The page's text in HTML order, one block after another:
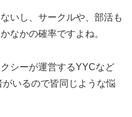
いし、サークルや、部活も
なかの確率ですよね。
シーが運営するYYCなど
いるので皆同じような悩